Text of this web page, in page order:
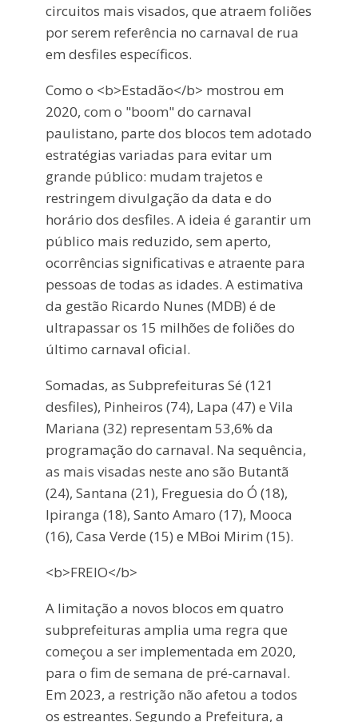
circuitos mais visados, que atraem foliões
por serem referência no carnaval de rua
em desfiles específicos.
Como o <b>Estadão</b> mostrou em
2020, com o "boom" do carnaval
paulistano, parte dos blocos tem adotado
estratégias variadas para evitar um
grande público: mudam trajetos e
restringem divulgação da data e do
horário dos desfiles. A ideia é garantir um
público mais reduzido, sem aperto,
ocorrências significativas e atraente para
pessoas de todas as idades. A estimativa
da gestão Ricardo Nunes (MDB) é de
ultrapassar os 15 milhões de foliões do
último carnaval oficial.
Somadas, as Subprefeituras Sé (121
desfiles), Pinheiros (74), Lapa (47) e Vila
Mariana (32) representam 53,6% da
programação do carnaval. Na sequência,
as mais visadas neste ano são Butantã
(24), Santana (21), Freguesia do Ó (18),
Ipiranga (18), Santo Amaro (17), Mooca
(16), Casa Verde (15) e MBoi Mirim (15).
<b>FREIO</b>
A limitação a novos blocos em quatro
subprefeituras amplia uma regra que
começou a ser implementada em 2020,
para o fim de semana de pré-carnaval.
Em 2023, a restrição não afetou a todos
os estreantes. Segundo a Prefeitura, a